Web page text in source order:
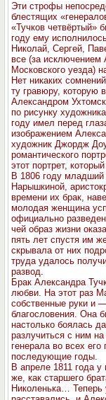
Эти строфы
блестящих
«Тучков
году ему
Николай, Сергей,
все (за исключением
Московского уезда)
Нет никаких
ту гравюру, которую
Александром
по рисунку
году имел перед
изображением
художник Джордж
романтического
этот портрет,
В 1806 году младший
Нарышкиной,
времени их брак,
молодая женщина
официально
чей образ жизни
пять лет спустя им
скрывала от них
труда удалось
развод.
Брак Александра
любви. На этот раз
собственные руки и
благословения. Она
настолько боялась
разлучиться с ним
генерала во всех
последующие годы.
В апреле 1811 года у
же, как старшего
Николенька…